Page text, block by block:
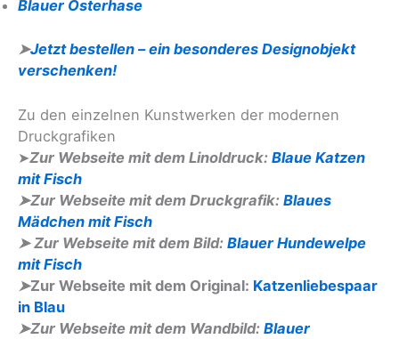
Blauer Osterhase
➤Jetzt bestellen – ein besonderes Designobjekt
verschenken!
Zu den einzelnen Kunstwerken der modernen
Druckgrafiken
➤Zur Webseite mit dem Linoldruck: Blaue Katzen
mit Fisch
➤Zur Webseite mit dem Druckgrafik: Blaues
Mädchen mit Fisch
➤ Zur Webseite mit dem Bild: Blauer Hundewelpe
mit Fisch
➤Zur Webseite mit dem Original: Katzenliebespaar
in Blau
➤Zur Webseite mit dem Wandbild: Blauer